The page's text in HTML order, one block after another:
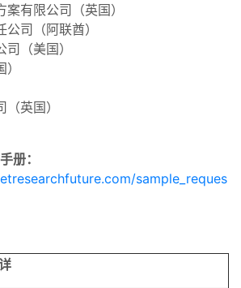
有限公司（英国）
司（阿联酋）
（美国）
英国）
册：
sample_reques